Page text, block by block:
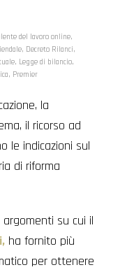
del lavoro online,
, Decreto Rilanci,
, Legge di bilancio,
, Premier
la
il ricorso ad
le indicazioni sul
di riforma
su cui il
ha fornito più
per ottenere